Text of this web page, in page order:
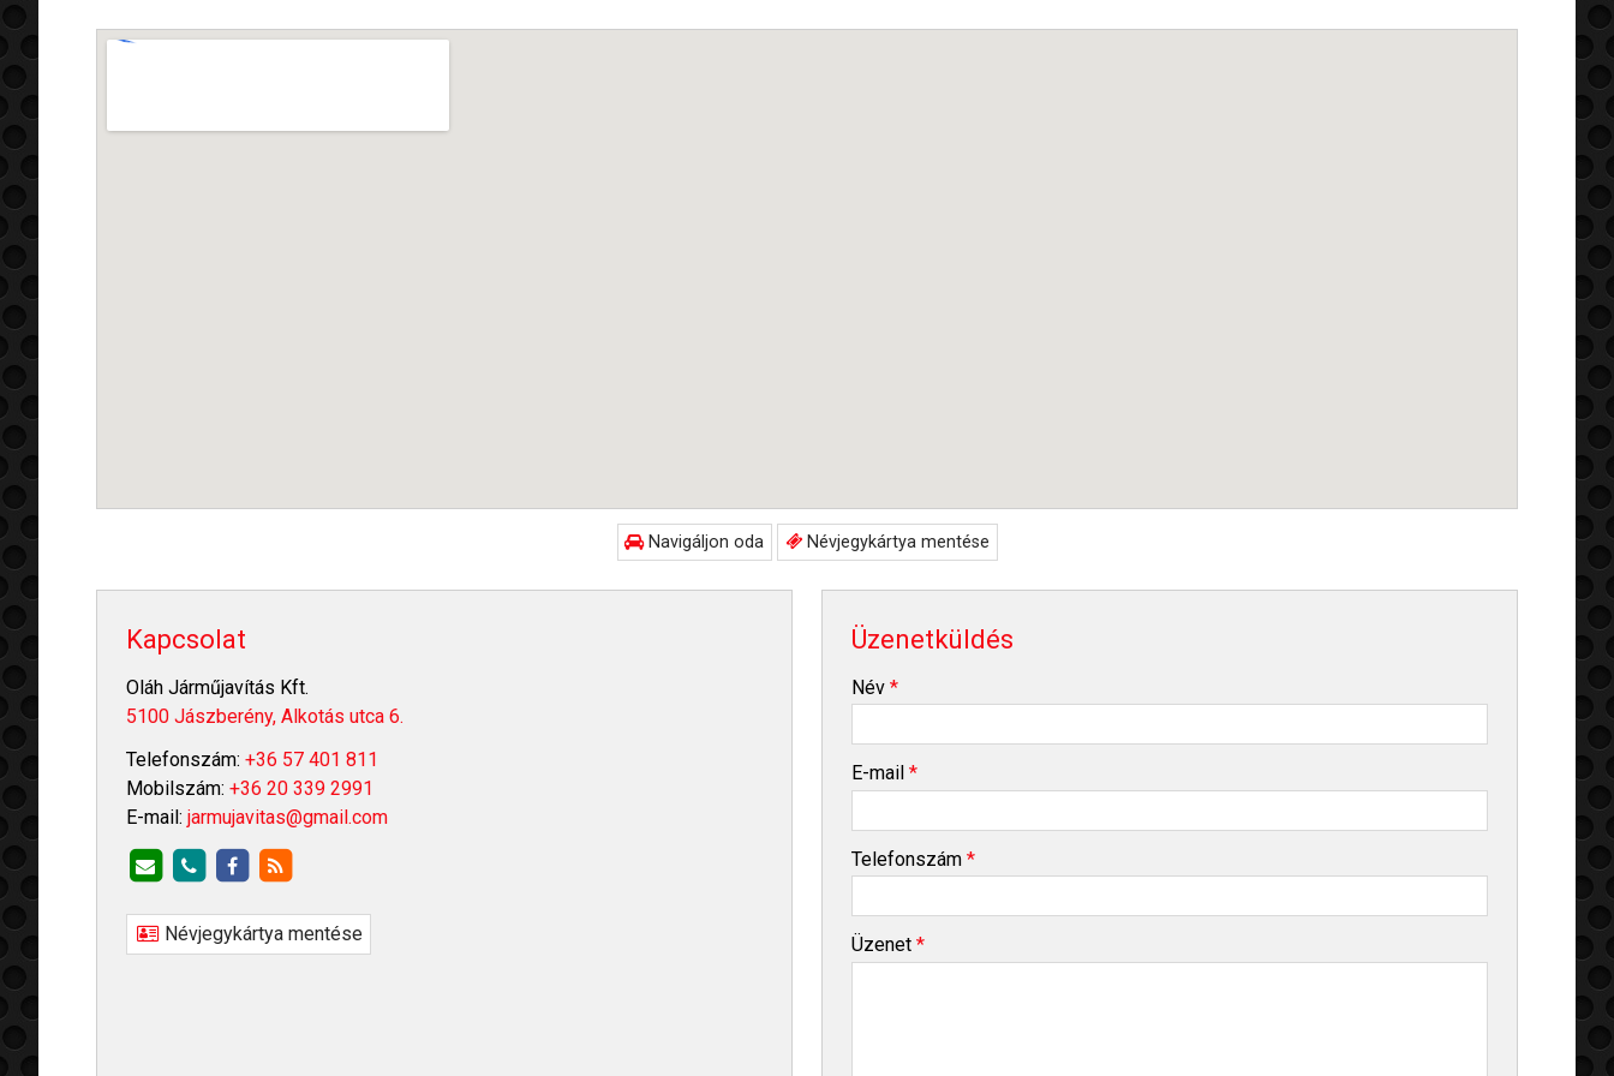
Navigáljon oda Névjegykártya mentése
Kapcsolat
Oláh Járműjavítás Kft.
5100 Jászberény, Alkotás utca 6.
Telefonszám: +36 57 401 811
Mobilszám: +36 20 339 2991
E-mail: jarmujavitas@gmail.com
Névjegykártya mentése
Üzenetküldés
-
Név *
E-mail *
Telefonszám *
Üzenet *